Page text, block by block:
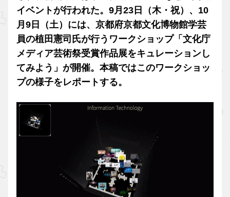
イベントが行われた。9月23日（木・祝）、10
月9日（土）には、京都府京都文化博物館学芸
員の植田憲司氏が行うワークショップ「文化庁
メディア芸術祭受賞作品展をキュレーションし
てみよう」が開催。本稿ではこのワークショッ
プの様子をレポートする。